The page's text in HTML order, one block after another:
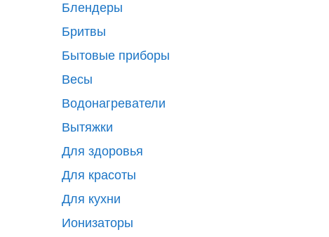
Блендеры
Бритвы
Бытовые приборы
Весы
Водонагреватели
Вытяжки
Для здоровья
Для красоты
Для кухни
Ионизаторы